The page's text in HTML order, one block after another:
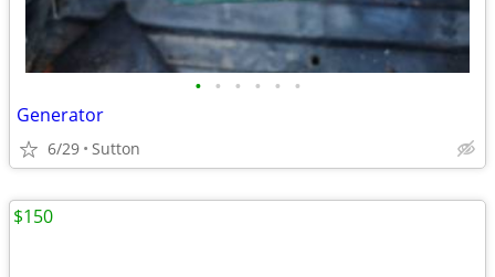
• • • • • •
Generator
6/29 Sutton
$150